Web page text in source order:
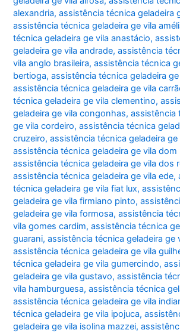
alexandria,assistência técnica geladeira
assistência técnica geladeira ge vila
técnica geladeira ge vila anastácio,
geladeira ge vila andrade,assistência
vila anglo brasileira,assistência técnica
bertioga,assistência técnica geladeira
assistência técnica geladeira ge vila
técnica geladeira ge vila clementino,
geladeira ge vila congonhas,assistência
ge vila cordeiro,assistência técnica
cruzeiro,assistência técnica geladeira
assistência técnica geladeira ge vila dom
assistência técnica geladeira ge vila dos
assistência técnica geladeira ge vila ede,
técnica geladeira ge vila fiat lux,
geladeira ge vila firmiano pinto,
geladeira ge vila formosa,assistência
vila gomes cardim,assistência técnica
guarani,assistência técnica geladeira ge
assistência técnica geladeira ge vila
técnica geladeira ge vila gumercindo,
geladeira ge vila gustavo,assistência
vila hamburguesa,assistência técnica
assistência técnica geladeira ge vila
técnica geladeira ge vila ipojuca,
geladeira ge vila isolina mazzei,